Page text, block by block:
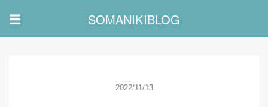
☰ SOMANIKIBLOG
2022/11/13